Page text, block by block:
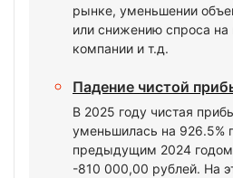
рынке, уменьшении
или снижению спроса
компании и т.д.
Падение чистой
В 2025 году чистая
уменьшилась на 926.5%
предыдущим 2024 годом
-810 000,00 рублей. На